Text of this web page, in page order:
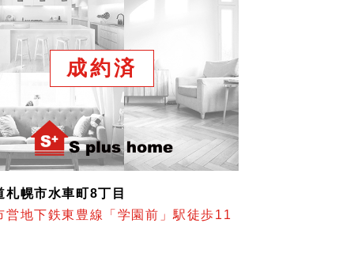
成約済
札幌市水車町8丁目
営地下鉄東豊線「学園前」駅徒歩11